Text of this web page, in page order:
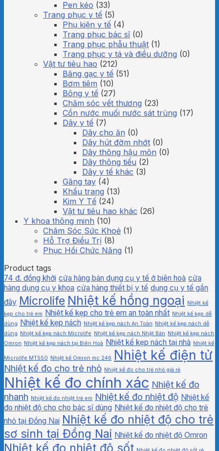
Pen kéo (33)
Trang phục y tế (5)
Phụ kiện y tế (4)
Trang phục bác sĩ (0)
Trang phục phẫu thuật (1)
Trang phục y tá và điều dưỡng (0)
Vật tư tiêu hao (212)
Băng gạc y tế (51)
Bơm tiêm (10)
Bông y tế (27)
Chăm sóc vết thương (23)
Cồn nước muối nước sát trùng (17)
Dây y tế (7)
Dây cho ăn (0)
Dây hút đờm nhớt (0)
Dây thông hậu môn (0)
Dây thông tiểu (2)
Dây y tế khác (3)
Găng tay (4)
Khẩu trang (13)
Kim Y Tế (24)
Vật tư tiêu hao khác (26)
Y khoa thông minh (10)
Chăm Sóc Sức Khoẻ (1)
Hỗ Trợ Điều Trị (8)
Phục Hồi Chức Năng (1)
Product tags
74 đ. đồng khởi cửa hàng bán dụng cụ y tế ở biên hoà cửa
hàng dụng cụ y khoa cửa hàng thiết bị y tế dụng cụ y tế gần
đây Microlife Nhiệt kế hồng ngoại
Nhiệt kế
kẹp cho trẻ em Nhiệt kế kẹp cho trẻ em an toàn nhất Nhiệt kế kẹp dễ
dùng Nhiệt kế kẹp nách Nhiệt kế kẹp nách An Toàn Nhiệt kế kẹp nách dễ
dùng Nhiệt kế kẹp nách Microlife Nhiệt kế kẹp nách Nhật Bản Nhiệt kế kẹp nách
Omron Nhiệt kế kẹp nách tại Biên Hoà Nhiệt kế kẹp nách tại nhà Nhiệt kế
Microlife MT550 Nhiệt kế Omron mc 246 Nhiệt kế điện tử
Nhiệt kế đo cho trẻ nhỏ Nhiệt kế đo cho trẻ nhỏ giá rẻ
Nhiệt kế đo chính xác Nhiệt kế đo
nhanh Nhiệt kế đo nhiệt trẻ em Nhiệt kế đo nhiệt độ Nhiệt kế
đo nhiệt độ cho cho bác sĩ dùng Nhiệt kế đo nhiệt độ cho trẻ
nhỏ tại Đồng Nai Nhiệt kế đo nhiệt độ cho trẻ
sơ sinh tại Đồng Nai Nhiệt kế đo nhiệt độ Omron
Nhiệt kế đo nhiệt độ sốt